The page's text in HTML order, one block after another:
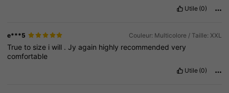
Utile (0)
e***5 Couleur: Multicolore / Taille: XXL
Trueto size iwill .Jy again highly recommendedvery
comfortable
Utile (0)